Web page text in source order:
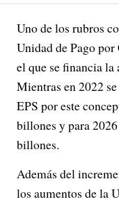
Uno de los rubros
Unidad de Pago
el que se financia
Mientras en 2022
EPS por este
billones y para
billones.
Además del
los aumentos de la